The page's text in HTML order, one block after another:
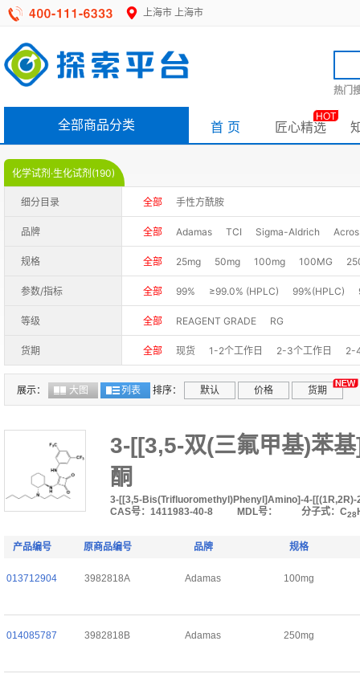
上海市 上海市
热门
全部商品分类 首 页 匠心精选
HOT
化学试剂·生化试剂(190)
细分目录 全部 手性方酰胺
品牌 全部 Adamas TCI Sigma-Aldrich Acros
规格 全部 25mg 50mg 100mg 100MG
参数/指标 全部 99% ≥99.0% (HPLC) 99%(HPLC)
98+%
98%(HPLC) 98%+
97%
等级 全部 REAGENT GRADE RG
货期 全部 现货 1-2个工作日 2-3个工作日 2-
展示： 大图 列表 排序： 默认 价格 货期
3-[[3,5-双(三氟甲基)苯
酮
3-[[3,5-Bis(Trifluoromethyl)Phenyl]Amino]-4-
CAS号：1411983-40-8
MDL号： 分子式：C28
产品编号 原商品编号 品牌 规格
013712904 3982818A Adamas 100mg
014085787 3982818B Adamas 250mg